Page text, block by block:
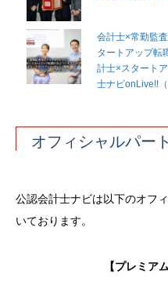
会計士×常勤監
タートアップ転
計士×スタート
士ナビonLive!!（
オフィシャルパー
公認会計士ナビは以下のオフ
いております。
【プレミア